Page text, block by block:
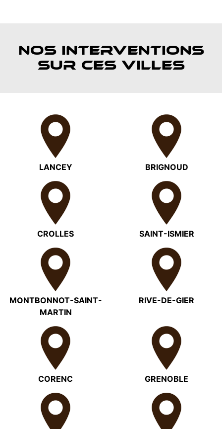
NOS INTERVENTIONS
SUR CES VILLES
LANCEY BRIGNOUD
CROLLES SAINT-ISMIER
MONTBONNOT-SAINT-
MARTIN
RIVE-DE-GIER
CORENC GRENOBLE